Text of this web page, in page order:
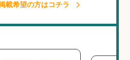
載希望の方はコチラ